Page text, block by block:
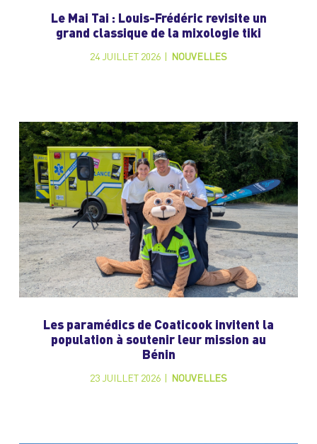
Le Mai Tai : Louis-Frédéric revisite un
grand classique de la mixologie tiki
24 JUILLET 2026 NOUVELLES
Les paramédics de Coaticook invitent la
population à soutenir leur mission au
Bénin
23 JUILLET 2026 NOUVELLES